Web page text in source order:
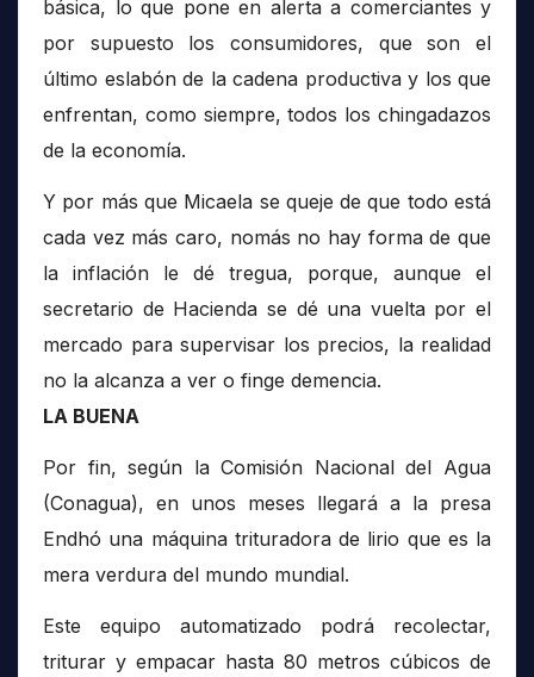
básica, lo que pone en alerta a comerciantes y
por supuesto los consumidores, que son el
último eslabón de la cadena productiva y los que
enfrentan, como siempre, todos los chingadazos
de la economía.
Y por más que Micaela se queje de que todo está
cada vez más caro, nomás no hay forma de que
la inflación le dé tregua, porque, aunque el
secretario de Hacienda se dé una vuelta por el
mercado para supervisar los precios, la realidad
no la alcanza a ver o finge demencia.
LA BUENA
Por fin, según la Comisión Nacional del Agua
(Conagua), en unos meses llegará a la presa
Endhó una máquina trituradora de lirio que es la
mera verdura del mundo mundial.
Este equipo automatizado podrá recolectar,
triturar y empacar hasta 80 metros cúbicos de